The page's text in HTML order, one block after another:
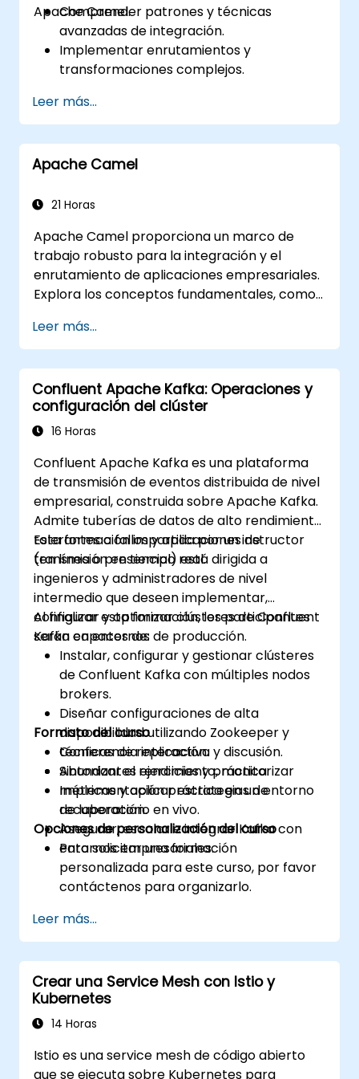
Apache Camel.
Comprender patrones y técnicas
avanzadas de integración.
Implementar enrutamientos y
transformaciones complejos.
escalabilidad.
Gestionar errores y excepciones en
escenarios de integración complejos.
Integrar Apache Camel con diversas
Leer más...
Apache Camel
21 Horas
Apache Camel proporciona un marco de
trabajo robusto para la integración y el
enrutamiento de aplicaciones empresariales.
Explora los conceptos fundamentales, como
mensajes, estrategias de manejo de errores,
conectores de componentes, Patrones de
Integración Empresarial (Enterprise
Integration Patterns) y gestión de
transacciones. Guía a los desarrolladores a
través de la configuración práctica de
control de concurrencia y técnicas de
monitorización. Aporta a los profesionales las
herramientas necesarias para diseñar capas
de comunicación fiables entre microservicios,
optimizando el flujo de datos.
Leer más...
Confluent Apache Kafka: Operaciones y
configuración del clúster
16 Horas
Confluent Apache Kafka es una plataforma
de transmisión de eventos distribuida de nivel
empresarial, construida sobre Apache Kafka.
Admite tuberías de datos de alto rendimiento
tolerantes a fallos y aplicaciones de
transmisión en tiempo real.
Esta formación impartida por un instructor
(en línea o presencial) está dirigida a
ingenieros y administradores de nivel
intermedio que deseen implementar,
configurar y optimizar clústeres de Confluent
Kafka en entornos de producción.
Al finalizar esta formación, los participantes
serán capaces de:
Instalar, configurar y gestionar clústeres
de Confluent Kafka con múltiples nodos
brokers.
Diseñar configuraciones de alta
disponibilidad utilizando Zookeeper y
técnicas de replicación.
Sintonizar el rendimiento, monitorizar
métricas y aplicar estrategias de
recuperación.
Asegurar, escalar e integrar Kafka con
entornos empresariales.
Formato del curso
Conferencia interactiva y discusión.
Abundantes ejercicios y práctica.
Implementación práctica en un entorno
de laboratorio en vivo.
Opciones de personalización del curso
Para solicitar una formación
personalizada para este curso, por favor
contáctenos para organizarlo.
Leer más...
Crear una Service Mesh con Istio y
Kubernetes
14 Horas
Istio es una service mesh de código abierto
que se ejecuta sobre Kubernetes para